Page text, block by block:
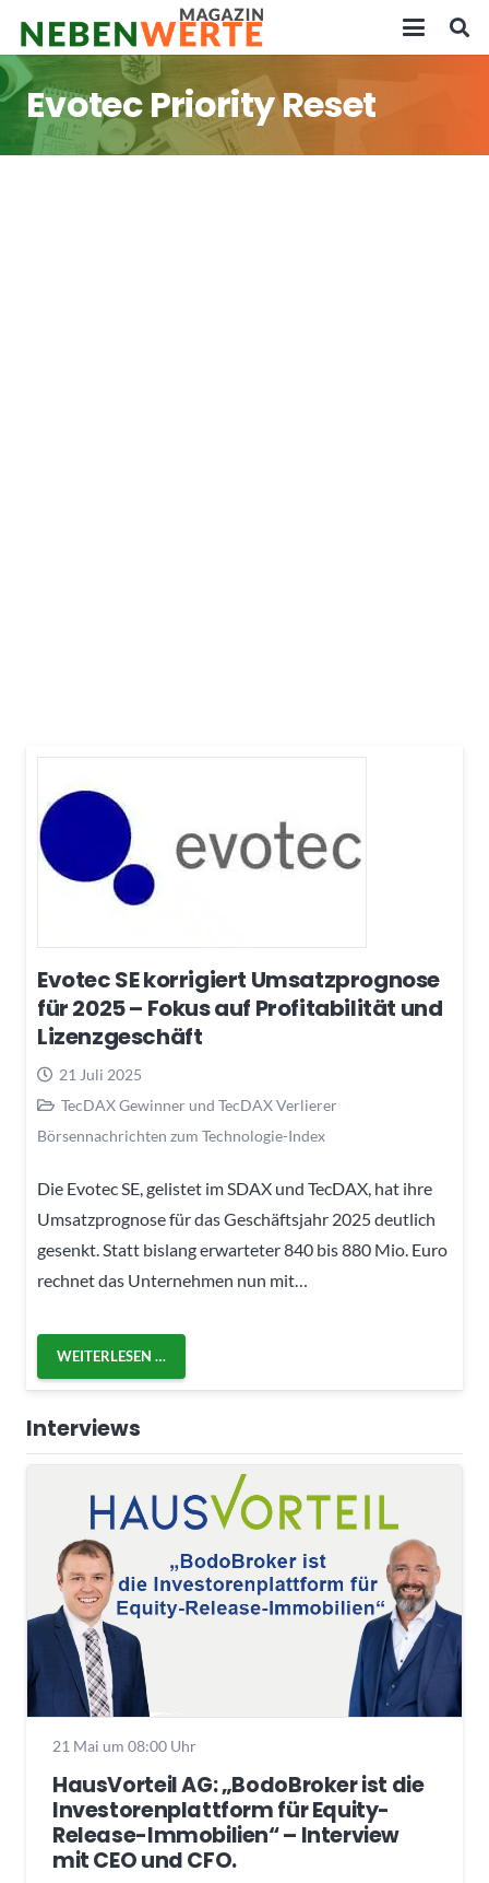
Evotec Priority Reset
Evotec SE korrigiert Umsatzprognose
für 2025 – Fokus auf Profitabilität und
Lizenzgeschäft
21 Juli 2025
TecDAX Gewinner und TecDAX Verlierer
Börsennachrichten zum Technologie-Index
Die Evotec SE, gelistet im SDAX und TecDAX, hat ihre
Umsatzprognose für das Geschäftsjahr 2025 deutlich
gesenkt. Statt bislang erwarteter 840 bis 880 Mio. Euro
rechnet das Unternehmen nun mit…
WEITERLESEN …
Interviews
21 Mai um 08:00 Uhr
HausVorteil AG: „BodoBroker ist die
Investorenplattform für Equity-
Release-Immobilien“ – Interview
mit CEO und CFO.